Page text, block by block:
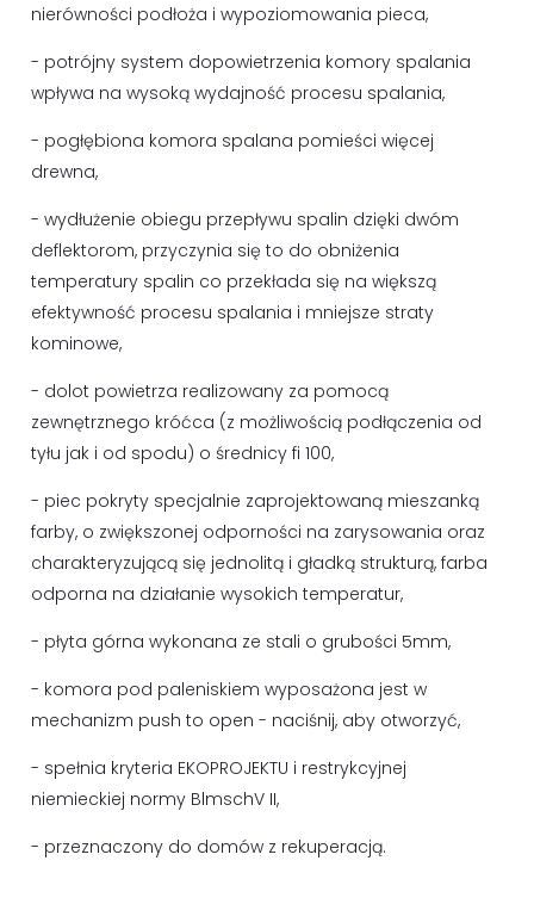
nierówności podłoża i wypoziomowania pieca,
- potrójny system dopowietrzenia komory spalania
wpływa na wysoką wydajność procesu spalania,
- pogłębiona komora spalana pomieści więcej
drewna,
- wydłużenie obiegu przepływu spalin dzięki dwóm
deflektorom, przyczynia się to do obniżenia
temperatury spalin co przekłada się na większą
efektywność procesu spalania i mniejsze straty
kominowe,
- dolot powietrza realizowany za pomocą
zewnętrznego króćca (z możliwością podłączenia od
tyłu jak i od spodu) o średnicy fi 100,
- piec pokryty specjalnie zaprojektowaną mieszanką
farby, o zwiększonej odporności na zarysowania oraz
charakteryzującą się jednolitą i gładką strukturą, farba
odporna na działanie wysokich temperatur,
- płyta górna wykonana ze stali o grubości 5mm,
- komora pod paleniskiem wyposażona jest w
mechanizm push to open - naciśnij, aby otworzyć,
- spełnia kryteria EKOPROJEKTU i restrykcyjnej
niemieckiej normy BlmschV II,
- przeznaczony do domów z rekuperacją.